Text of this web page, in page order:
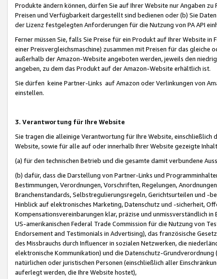
Produkte ändern können, dürfen Sie auf Ihrer Website nur Angaben
Preisen und Verfügbarkeit dargestellt sind bedienen oder (b) Sie
der Lizenz festgelegten Anforderungen für die Nutzung von PA API
Ferner müssen Sie, falls Sie Preise für ein Produkt auf Ihrer Website
einer Preisvergleichsmaschine) zusammen mit Preisen für das
außerhalb der Amazon-Website angeboten werden, jeweils den
angeben, zu dem das Produkt auf der Amazon-Website erhältlich ist.
Sie dürfen keine Partner-Links auf Amazon oder Verlinkungen von
einstellen.
3. Verantwortung für Ihre Website
Sie tragen die alleinige Verantwortung für Ihre Website,
Website, sowie für alle auf oder innerhalb Ihrer Website gezeigte
(a) für den technischen Betrieb und die gesamte damit verbundene
(b) dafür, dass die Darstellung von Partner-Links und
Bestimmungen, Verordnungen, Vorschriften, Regelungen,
Branchenstandards, Selbstregulierungsregeln, Gerichtsurteilen und -
Hinblick auf elektronisches Marketing, Datenschutz und -sicherheit,
Kompensationsvereinbarungen klar, präzise und unmissverständlich
US-amerikanischen Federal Trade Commission für die Nutzung von
Endorsement and Testimonials in Advertising), das französische
des Missbrauchs durch Influencer in sozialen Netzwerken, die
elektronische Kommunikation) und die Datenschutz-
natürlichen oder juristischen Personen (einschließlich aller
auferlegt werden, die Ihre Website hostet),